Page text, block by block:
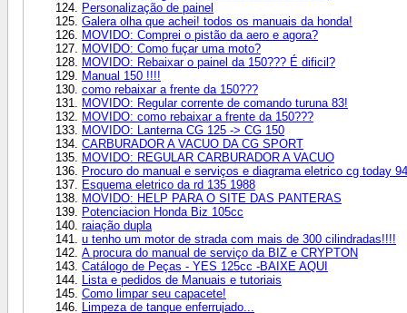
Personalização de painel
Galera olha que achei! todos os manuais da honda!
MOVIDO: Comprei o pistão da aero e agora?
MOVIDO: Como fuçar uma moto?
MOVIDO: Rebaixar o painel da 150??? É dificil?
Manual 150 !!!!
como rebaixar a frente da 150???
MOVIDO: Regular corrente de comando turuna 83!
MOVIDO: como rebaixar a frente da 150???
MOVIDO: Lanterna CG 125 -> CG 150
CARBURADOR A VACUO DA CG SPORT
MOVIDO: REGULAR CARBURADOR A VACUO
Procuro do manual e serviços e diagrama eletrico cg today
Esquema eletrico da rd 135 1988
MOVIDO: HELP PARA O SITE DAS PANTERAS
Potenciacion Honda Biz 105cc
raiação dupla
u tenho um motor de strada com mais de 300 cilindradas!!!!
A procura do manual de serviço da BIZ e CRYPTON
Catálogo de Peças - YES 125cc -BAIXE AQUI
Lista e pedidos de Manuais e tutoriais
Como limpar seu capacete!
Limpeza de tanque enferrujado...